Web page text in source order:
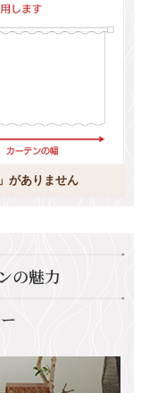
がありません
の魅力